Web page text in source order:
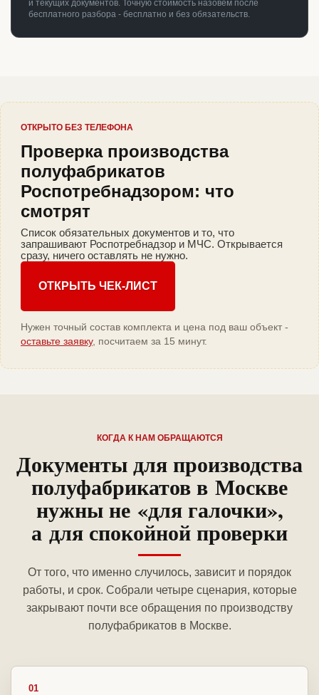
и текущих документов. Точную стоимость назовём после
бесплатного разбора - бесплатно и без обязательств.
ОТКРЫТО БЕЗ ТЕЛЕФОНА
Проверка производства
полуфабрикатов
Роспотребнадзором: что
смотрят
Список обязательных документов и то, что
запрашивают Роспотребнадзор и МЧС. Открывается
сразу, ничего оставлять не нужно.
ОТКРЫТЬ ЧЕК-ЛИСТ
Нужен точный состав комплекта и цена под ваш объект -
оставьте заявку, посчитаем за 15 минут.
КОГДА К НАМ ОБРАЩАЮТСЯ
Документы для производства
полуфабрикатов в Москве
нужны не «для галочки»,
а для спокойной проверки
От того, что именно случилось, зависит и порядок
работы, и срок. Собрали четыре сценария, которые
закрывают почти все обращения по производству
полуфабрикатов в Москве.
01